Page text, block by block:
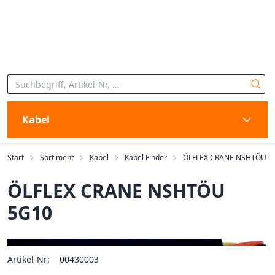
Kabel
Start Sortiment Kabel Kabel Finder ÖLFLEX CRANE NSHTÖU
ÖLFLEX CRANE NSHTÖU
5G10
Artikel-Nr: 00430003